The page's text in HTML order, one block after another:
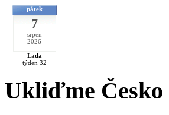
pátek
7
srpen
2026
Lada
týden 32
Ukliďme Česko